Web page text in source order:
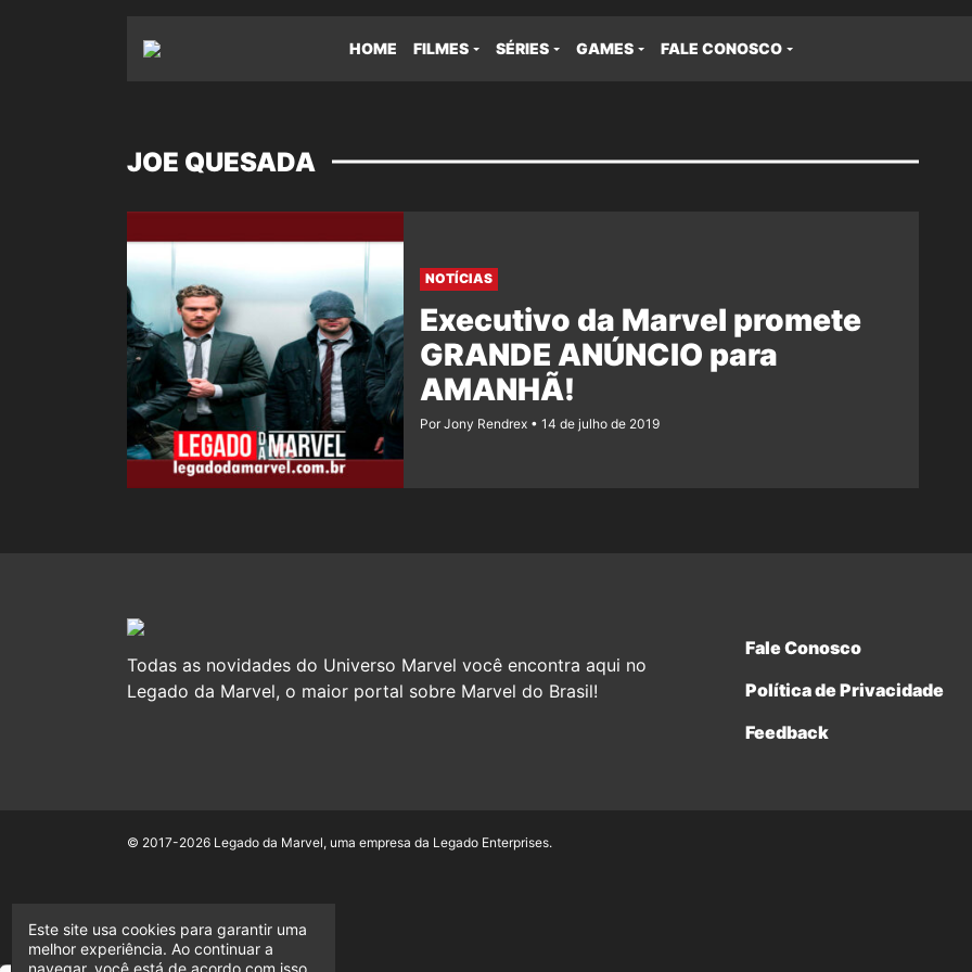
HOME FILMES SÉRIES GAMES FALE CONOSCO
JOE QUESADA
NOTÍCIAS
Executivo da Marvel promete
GRANDE ANÚNCIO para
AMANHÃ!
Por Jony Rendrex 14 de julho de 2019
Todas as novidades do Universo Marvel você encontra aqui no
Legado da Marvel, o maior portal sobre Marvel do Brasil!
Fale Conosco
Política de Privacidade
Feedback
© 2017-2026 Legado da Marvel, uma empresa da Legado Enterprises.
Este site usa cookies para garantir uma
melhor experiência. Ao continuar a
navegar, você está de acordo com isso.